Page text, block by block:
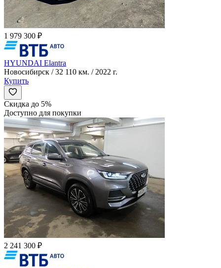
1 979 300 ₽
HYUNDAI Elantra
Новосибирск / 32 110 км. / 2022 г.
Купить
Скидка до 5%
Доступно для покупки
2 241 300 ₽